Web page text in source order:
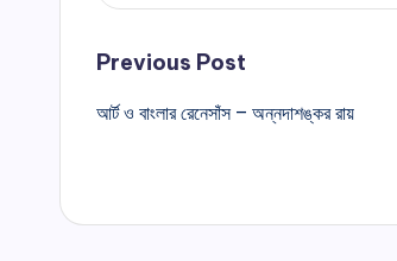
Post
navigation
Previous Post
আর্ট ও বাংলার রেনেসাঁস – অন্নদাশঙ্কর রায়